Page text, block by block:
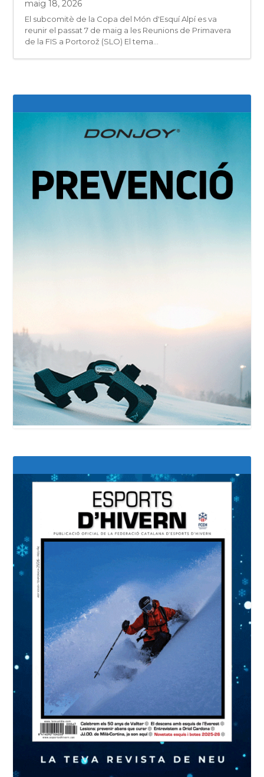
maig 18, 2026
El subcomitè de la Copa del Món d'Esquí Alpí es va
reunir el passat 7 de maig a les Reunions de Primavera
de la FIS a Portorož (SLO) El tema...